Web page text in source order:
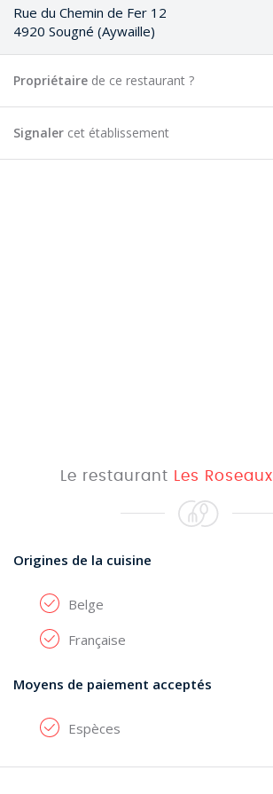
Rue du Chemin de Fer 12
4920 Sougné (Aywaille)
Propriétaire de ce restaurant ?
Signaler cet établissement
Le restaurant Les Roseaux
Origines de la cuisine
Belge
Française
Moyens de paiement acceptés
Espèces